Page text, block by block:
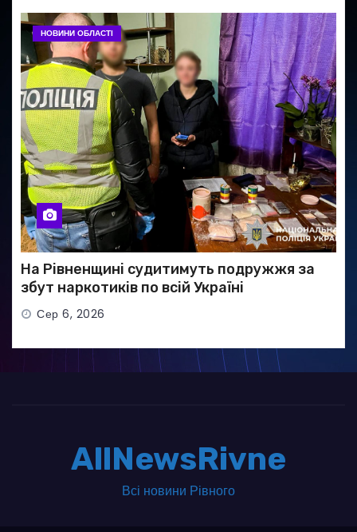
НОВИНИ ОБЛАСТІ
На Рівненщині судитимуть подружжя за
збут наркотиків по всій Україні
Сер 6, 2026
AllNewsRivne
Всі новини Рівного